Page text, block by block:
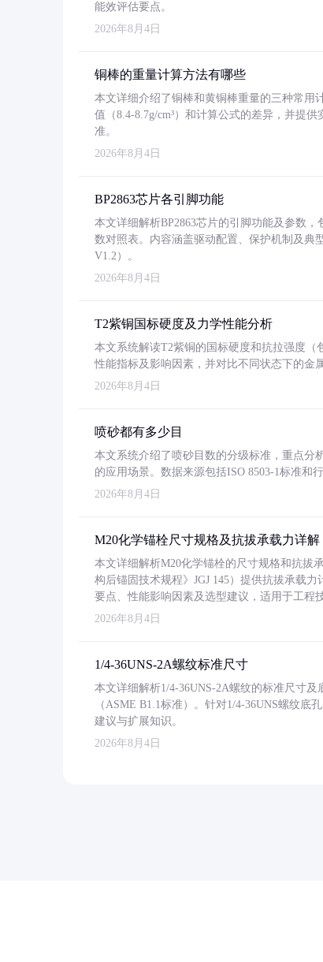
能效评估要点。
2026年8月4日
铜棒的重量计算方法有哪些
本文详细介绍了铜棒和黄铜棒重量的三种常用
值（8.4-8.7g/cm³）和计算公式的差异，并提
准。
2026年8月4日
BP2863芯片各引脚功能
本文详细解析BP2863芯片的引脚功能及参数
数对照表。内容涵盖驱动配置、保护机制及典
V1.2）。
2026年8月4日
T2紫铜国标硬度及力学性能分析
本文系统解读T2紫铜的国标硬度和抗拉强度（
性能指标及影响因素，并对比不同状态下的金
2026年8月4日
喷砂都有多少目
本文系统介绍了喷砂目数的分级标准，重点分
的应用场景。数据来源包括ISO 8503-1标准和
2026年8月4日
M20化学锚栓尺寸规格及抗拔承载力详解
本文详细解析M20化学锚栓的尺寸规格和抗拔
构后锚固技术规程》JGJ 145）提供抗拔承载
要点、性能影响因素及选型建议，适用于工程
2026年8月4日
1/4-36UNS-2A螺纹标准尺寸
本文详细解析1/4-36UNS-2A螺纹的标准尺寸
（ASME B1.1标准）。针对1/4-36UNS螺纹
建议与扩展知识。
2026年8月4日